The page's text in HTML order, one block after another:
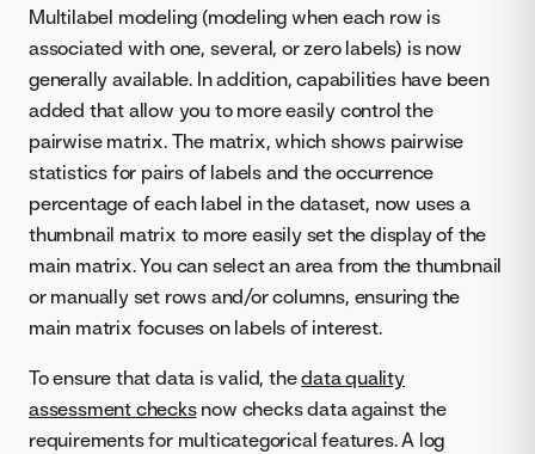
Multilabel modeling (modeling when each row is
associated with one, several, or zero labels) is now
generally available. In addition, capabilities have been
added that allow you to more easily control the
pairwise matrix. The matrix, which shows pairwise
statistics for pairs of labels and the occurrence
percentage of each label in the dataset, now uses a
thumbnail matrix to more easily set the display of the
main matrix. You can select an area from the thumbnail
or manually set rows and/or columns, ensuring the
main matrix focuses on labels of interest.
To ensure that data is valid, thedata quality
assessment checksnow checks data against the
requirements for multicategorical features. A log